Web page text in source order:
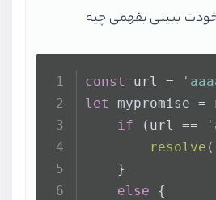
خودت ببینی بفهمی چیه
const url =
let
mypromise =
if (url ==
resolve (
    }
else {